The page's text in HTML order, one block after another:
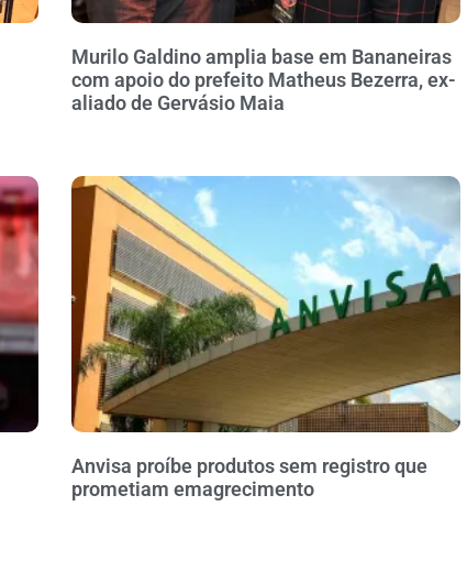
Murilo Galdino amplia base em Bananeiras
com apoio do prefeito Matheus Bezerra, ex-
aliado de Gervásio Maia
Anvisa proíbe produtos sem registro que
prometiam emagrecimento